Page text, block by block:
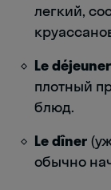
легкий,
Le déjeuner
плотный
блюд.
Le dîner
обычно